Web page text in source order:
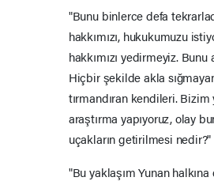
"Bunu binlerce defa
hakkımızı, hukukumuzu
hakkımızı yedirmeyiz. Bunu
Hiçbir şekilde akla
tırmandıran kendileri.
araştırma yapıyoruz, olay
uçakların getirilmesi nedir?"
"Bu yaklaşım Yunan